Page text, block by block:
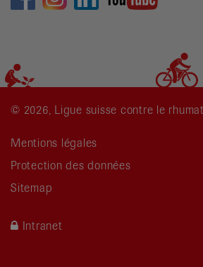
© 2026, Ligue suisse contre le
Mentions légales
Protection des données
Sitemap
Intranet